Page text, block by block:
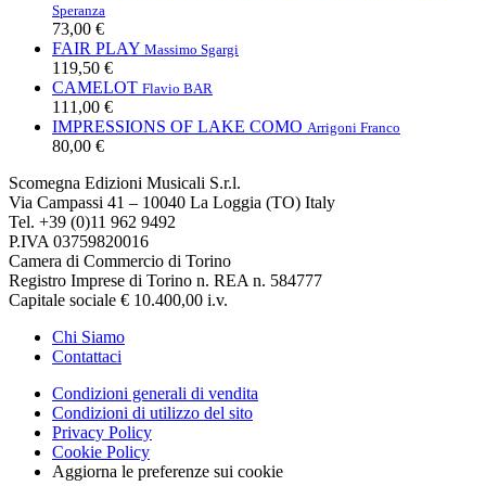
Speranza
73,00 €
FAIR PLAY Massimo Sgargi
119,50 €
CAMELOT Flavio BAR
111,00 €
IMPRESSIONS OF LAKE COMO Arrigoni Franco
80,00 €
Scomegna Edizioni Musicali S.r.l.
Via Campassi 41 – 10040 La Loggia (TO) Italy
Tel. +39 (0)11 962 9492
P.IVA 03759820016
Camera di Commercio di Torino
Registro Imprese di Torino n. REA n. 584777
Capitale sociale € 10.400,00 i.v.
Chi Siamo
Contattaci
Condizioni generali di vendita
Condizioni di utilizzo del sito
Privacy Policy
Cookie Policy
Aggiorna le preferenze sui cookie